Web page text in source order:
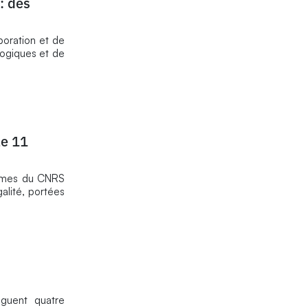
et de
et de
11
du CNRS
portées
quatre